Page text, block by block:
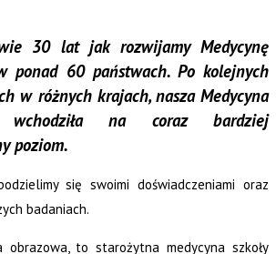
30 lat jak rozwijamy Medycynę
ponad 60 państwach. Po kolejnych
w różnych krajach, nasza Medycyna
wchodziła na coraz bardziej
poziom.
się swoimi doświadczeniami oraz
badaniach.
obrazowa, to starożytna medycyna szkoły